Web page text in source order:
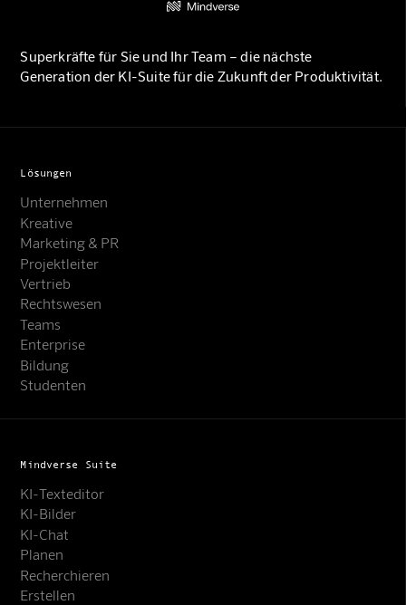
Superkräfte für Sie und Ihr Team – die nächste
Generation der KI-Suite für die Zukunft der Produktivität.
Lösungen
Unternehmen
Kreative
Marketing & PR
Projektleiter
Vertrieb
Rechtswesen
Teams
Enterprise
Bildung
Studenten
Mindverse Suite
KI-Texteditor
KI-Bilder
KI-Chat
Planen
Recherchieren
Erstellen